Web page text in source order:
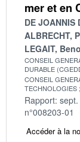
mer et en
DE JOANNIS
ALBRECHT,
LEGAIT,
CONSEIL
DURABLE
CONSEIL
TECHNOLOGIES
Rapport:
n°008203-01
Accéder à la